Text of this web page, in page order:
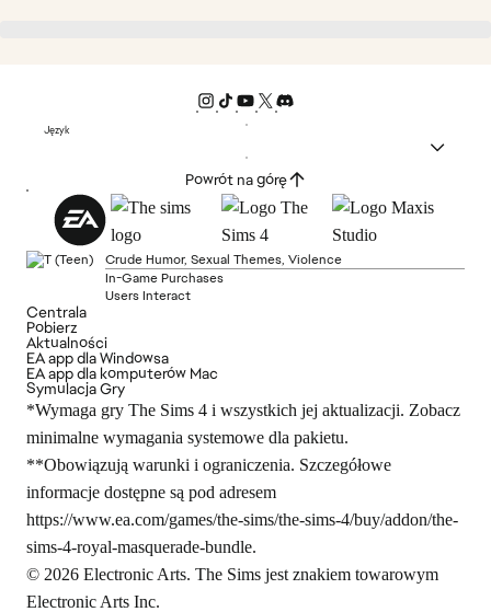
Język
Powrót na górę
Crude Humor, Sexual Themes, Violence
In-Game Purchases
Users Interact
Centrala
Pobierz
Aktualności
EA app dla Windowsa
EA app dla komputerów Mac
Symulacja Gry
*Wymaga gry The Sims 4 i wszystkich jej aktualizacji. Zobacz
minimalne wymagania systemowe dla pakietu.
**Obowiązują warunki i ograniczenia. Szczegółowe
informacje dostępne są pod adresem
https://www.ea.com/games/the-sims/the-sims-4/buy/addon/the-
sims-4-royal-masquerade-bundle.
© 2026 Electronic Arts. The Sims jest znakiem towarowym
Electronic Arts Inc.